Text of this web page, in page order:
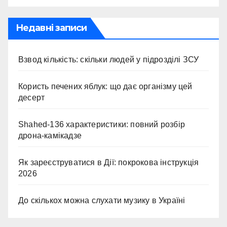
Недавні записи
Взвод кількість: скільки людей у підрозділі ЗСУ
Користь печених яблук: що дає організму цей
десерт
Shahed-136 характеристики: повний розбір
дрона-камікадзе
Як зареєструватися в Дії: покрокова інструкція
2026
До скількох можна слухати музику в Україні